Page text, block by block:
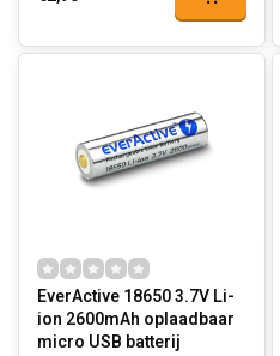
EverActive 18650 3.7V Li-
ion 2600mAh oplaadbaar
micro USB batterij